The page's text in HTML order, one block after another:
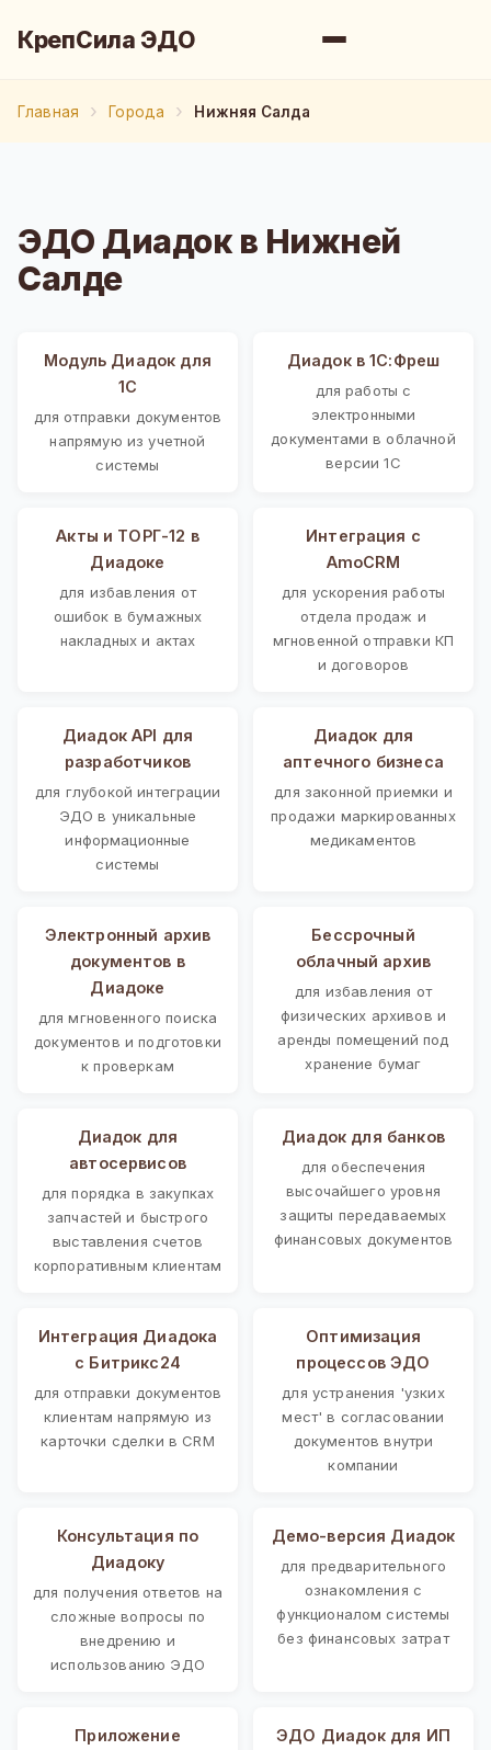
КрепСила ЭДО
Главная Города Нижняя Салда
ЭДО Диадок в Нижней
Салде
Модуль Диадок для
1С
для отправки документов
напрямую из учетной
системы
Диадок в 1С:Фреш
для работы с
электронными
документами в облачной
версии 1С
Акты и ТОРГ-12 в
Диадоке
для избавления от
ошибок в бумажных
накладных и актах
Интеграция с
AmoCRM
для ускорения работы
отдела продаж и
мгновенной отправки КП
и договоров
Диадок API для
разработчиков
для глубокой интеграции
ЭДО в уникальные
информационные
системы
Диадок для
аптечного бизнеса
для законной приемки и
продажи маркированных
медикаментов
Электронный архив
документов в
Диадоке
для мгновенного поиска
документов и подготовки
к проверкам
Бессрочный
облачный архив
для избавления от
физических архивов и
аренды помещений под
хранение бумаг
Диадок для
автосервисов
для порядка в закупках
запчастей и быстрого
выставления счетов
корпоративным клиентам
Диадок для банков
для обеспечения
высочайшего уровня
защиты передаваемых
финансовых документов
Интеграция Диадока
с Битрикс24
для отправки документов
клиентам напрямую из
карточки сделки в CRM
Оптимизация
процессов ЭДО
для устранения 'узких
мест' в согласовании
документов внутри
компании
Консультация по
Диадоку
для получения ответов на
сложные вопросы по
внедрению и
использованию ЭДО
Демо-версия Диадок
для предварительного
ознакомления с
функционалом системы
без финансовых затрат
Приложение
ЭДО Диадок для ИП